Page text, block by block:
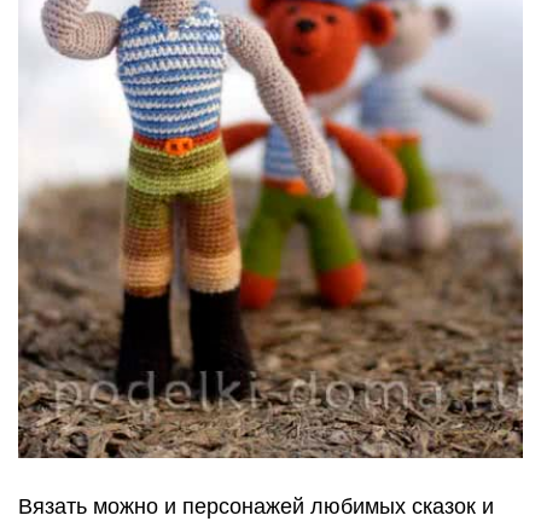
Вязать можно и персонажей любимых сказок и